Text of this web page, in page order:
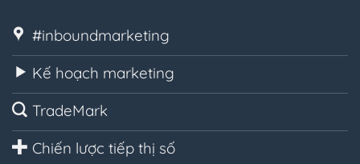
#inboundmarketing
Kế hoạch marketing
TradeMark
Chiến lược tiếp thị số